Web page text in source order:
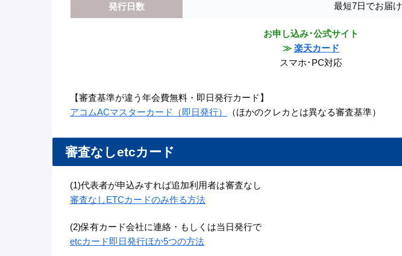
発行日数 最短7日でお届け
お申し込み･公式サイト
≫ 楽天カード
スマホ･PC対応
【審査基準が違う年会費無料・即日発行カード】
アコムACマスターカード（即日発行）
（ほかのクレカとは異なる審査基準）
審査なしetcカード
(1)代表者が申込みすれば追加利用者は審査なし
審査なしETCカードのみ作る方法
(2)保有カード会社に連絡・もしくは当日発行で
etcカード即日発行ほか5つの方法